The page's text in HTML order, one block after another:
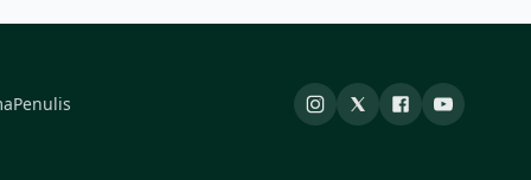
Penulis Instagram
X FacebookYouTube